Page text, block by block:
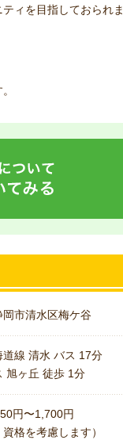
ィを目指しておられま
岡市清水区梅ケ谷
道線 清水 バス 17分
旭ヶ丘 徒歩 1分
円〜1,700円
資格を考慮します）